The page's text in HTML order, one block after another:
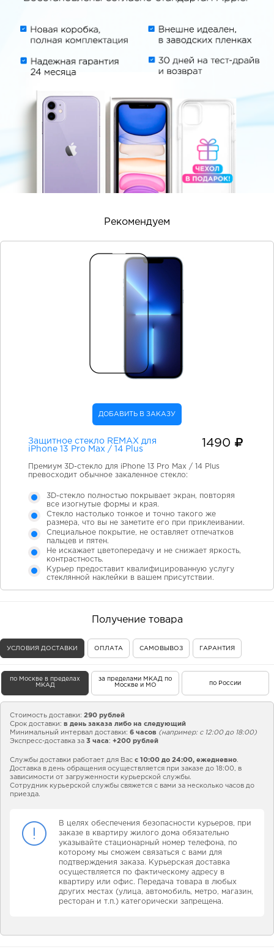
Рекомендуем
ДОБАВИТЬ В ЗАКАЗУ
Защитное стекло REMAX для
iPhone 13 Pro Max / 14 Plus
1490
Премиум 3D-стекло для iPhone 13 Pro Max / 14 Plus
превосходит обычное закаленное стекло:
3D-стекло полностью покрывает экран, повторяя
все изогнутые формы и края.
Стекло настолько тонкое и точно такого же
размера, что вы не заметите его при приклеивании.
Специальное покрытие, не оставляет отпечатков
пальцев и пятен.
Не искажает цветопередачу и не снижает яркость,
контрастность.
Курьер предоставит квалифицированную услугу
стеклянной наклейки в вашем присутствии.
Получение товара
УСЛОВИЯ ДОСТАВКИ ОПЛАТА САМОВЫВОЗ ГАРАНТИЯ
по Москве в пределах
МКАД
за пределами МКАД по
Москве и МО
по России
Стоимость доставки: 290 рублей
Срок доставки: в день заказа либо на следующий
Минимальный интервал доставки: 6 часов (например: с 12:00 до 18:00)
Экспресс-доставка за 3 часа : +200 рублей
Службы доставки работает для Вас с 10:00 до 24:00, ежедневно.
Доставка в день обращения осуществляется при заказе до 18:00, в
зависимости от загруженности курьерской службы.
Сотрудник курьерской службы свяжется с вами за несколько часов до
приезда.
В целях обеспечения безопасности курьеров, при
заказе в квартиру жилого дома обязательно
указывайте стационарный номер телефона, по
которому мы сможем связаться с вами для
подтверждения заказа. Курьерская доставка
осуществляется по фактическому адресу в
квартиру или офис. Передача товара в любых
других местах (улица, автомобиль, метро, магазин,
ресторан и т.п.) категорически запрещена.